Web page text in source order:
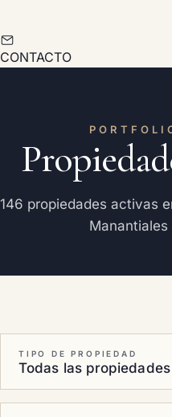
CONTACTO
146 propiedades activas
TIPO DE PROPIEDAD